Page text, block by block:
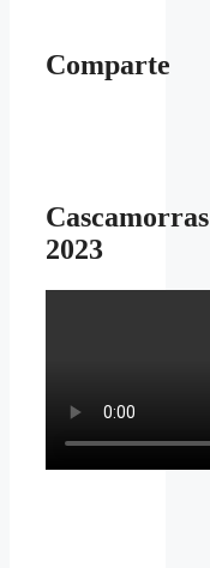
Comparte
Cascamorras
2023